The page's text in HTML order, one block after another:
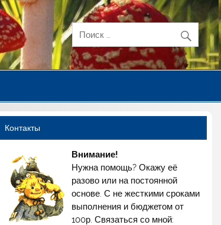
Контакты
Внимание!
Нужна помощь? Окажу её
разово или на постоянной
основе. С не жесткими сроками
выполнения и бюджетом от
100р. Связаться со мной: